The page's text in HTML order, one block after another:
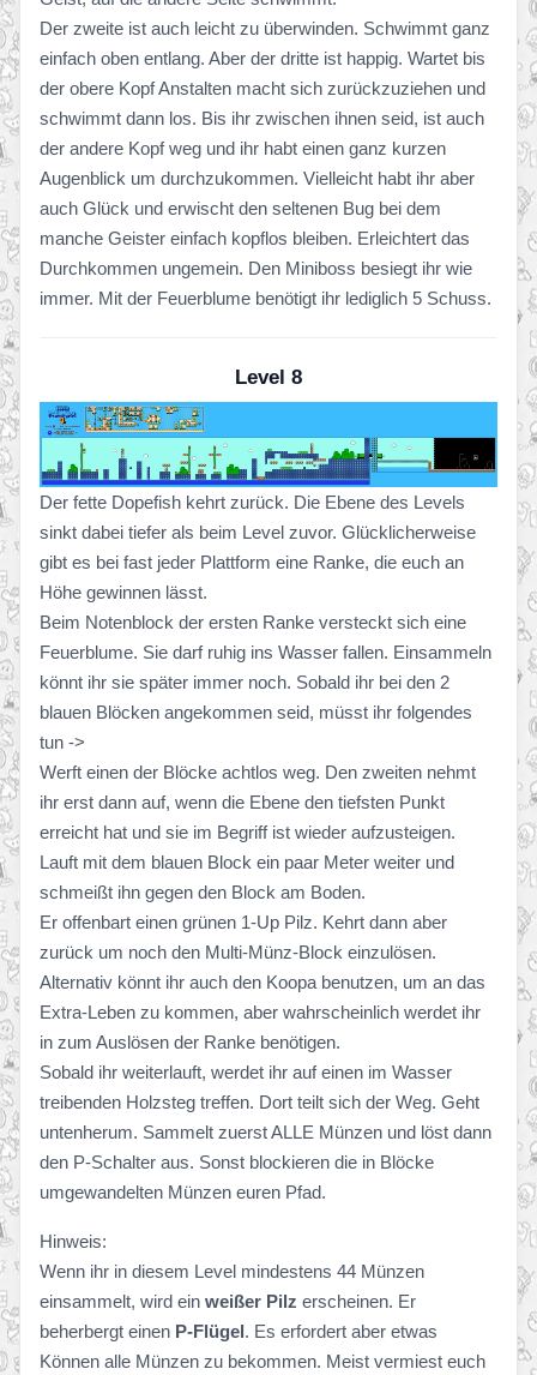
Der zweite ist auch leicht zu überwinden. Schwimmt ganz
einfach oben entlang. Aber der dritte ist happig. Wartet bis
der obere Kopf Anstalten macht sich zurückzuziehen und
schwimmt dann los. Bis ihr zwischen ihnen seid, ist auch
der andere Kopf weg und ihr habt einen ganz kurzen
Augenblick um durchzukommen. Vielleicht habt ihr aber
auch Glück und erwischt den seltenen Bug bei dem
manche Geister einfach kopflos bleiben. Erleichtert das
Durchkommen ungemein. Den Miniboss besiegt ihr wie
immer. Mit der Feuerblume benötigt ihr lediglich 5 Schuss.
Level 8
Der fette Dopefish kehrt zurück. Die Ebene des Levels
sinkt dabei tiefer als beim Level zuvor. Glücklicherweise
gibt es bei fast jeder Plattform eine Ranke, die euch an
Höhe gewinnen lässt.
Beim Notenblock der ersten Ranke versteckt sich eine
Feuerblume. Sie darf ruhig ins Wasser fallen. Einsammeln
könnt ihr sie später immer noch. Sobald ihr bei den 2
blauen Blöcken angekommen seid, müsst ihr folgendes
tun ->
Werft einen der Blöcke achtlos weg. Den zweiten nehmt
ihr erst dann auf, wenn die Ebene den tiefsten Punkt
erreicht hat und sie im Begriff ist wieder aufzusteigen.
Lauft mit dem blauen Block ein paar Meter weiter und
schmeißt ihn gegen den Block am Boden.
Er offenbart einen grünen 1-Up Pilz. Kehrt dann aber
zurück um noch den Multi-Münz-Block einzulösen.
Alternativ könnt ihr auch den Koopa benutzen, um an das
Extra-Leben zu kommen, aber wahrscheinlich werdet ihr
in zum Auslösen der Ranke benötigen.
Sobald ihr weiterlauft, werdet ihr auf einen im Wasser
treibenden Holzsteg treffen. Dort teilt sich der Weg. Geht
untenherum. Sammelt zuerst ALLE Münzen und löst dann
den P-Schalter aus. Sonst blockieren die in Blöcke
umgewandelten Münzen euren Pfad.
Hinweis:
Wenn ihr in diesem Level mindestens 44 Münzen
einsammelt, wird ein weißer Pilz erscheinen. Er
beherbergt einen P-Flügel. Es erfordert aber etwas
Können alle Münzen zu bekommen. Meist vermiest euch